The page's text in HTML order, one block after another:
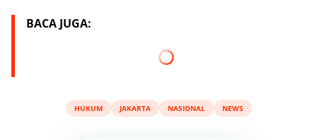
BACA JUGA:
HUKUM JAKARTA NASIONAL NEWS